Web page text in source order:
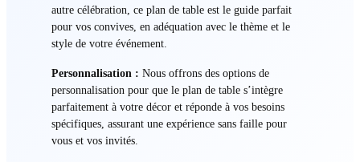
autre célébration, ce plan de table est le guide parfait
pour vos convives, en adéquation avec le thème et le
style de votre événement.
Personnalisation : Nous offrons des options de
personnalisation pour que le plan de table s’intègre
parfaitement à votre décor et réponde à vos besoins
spécifiques, assurant une expérience sans faille pour
vous et vos invités.